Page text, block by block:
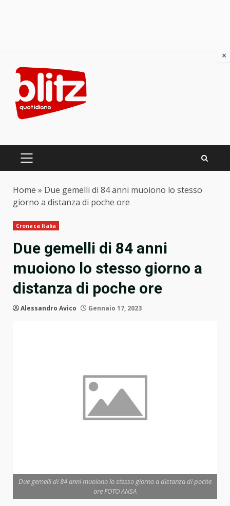
content
PRIMARY
Home » Due gemelli di 84 anni muoiono lo stesso
giorno a distanza di poche ore
Cronaca Italia
Due gemelli di 84 anni
muoiono lo stesso giorno a
distanza di poche ore
Alessandro Avico Gennaio 17, 2023
Due gemelli di 84 anni muoiono lo stesso giorno a distanza di poche
ore FOTO ANSA
×